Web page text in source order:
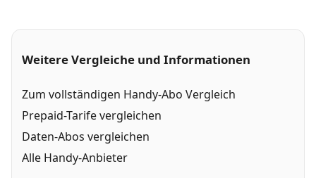
Weitere Vergleiche und Informationen
Zum vollständigen Handy-Abo Vergleich
Prepaid-Tarife vergleichen
Daten-Abos vergleichen
Alle Handy-Anbieter